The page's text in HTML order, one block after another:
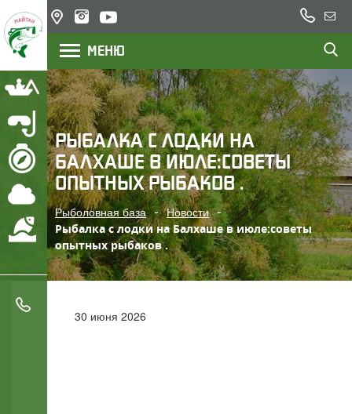
Рыбалка
Подводная охота
Маршрут
Погода
Охрана водоемов
Казахстан,
озеро
Балхаш,
+7
(777)
200
22
23
нам
МЕНЮ
РЫБАЛКА С ЛОДКИ НА
БАЛХАШЕ В ИЮЛЕ:СОВЕТЫ
ОПЫТНЫХ РЫБАКОВ .
Рыболовная база Новости
Рыбалка с лодки на Балхаше в июле:советы
опытных рыбаков .
30 июня 2026